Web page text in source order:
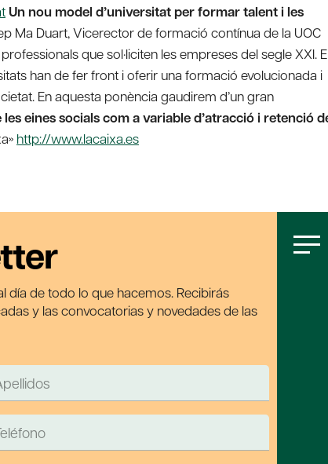
Un nou model d’universitat per formar talent i les
Ma Duart, Vicerector de formació contínua de la UOC
que sol·liciten les empreses del segle XXI.
han de fer front i oferir una formació evolucionada i
En aquesta ponència gaudirem d’un gran
les eines socials com a variable d’atracció i retenció
http://www.lacaixa.es
día de todo lo que hacemos. Recibirás
y las convocatorias y novedades de las